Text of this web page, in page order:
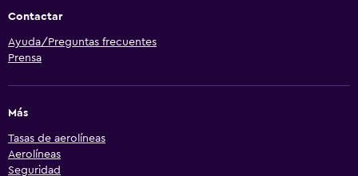
Contactar
Ayuda/Preguntas frecuentes
Prensa
Más
Tasas de aerolíneas
Aerolíneas
Seguridad